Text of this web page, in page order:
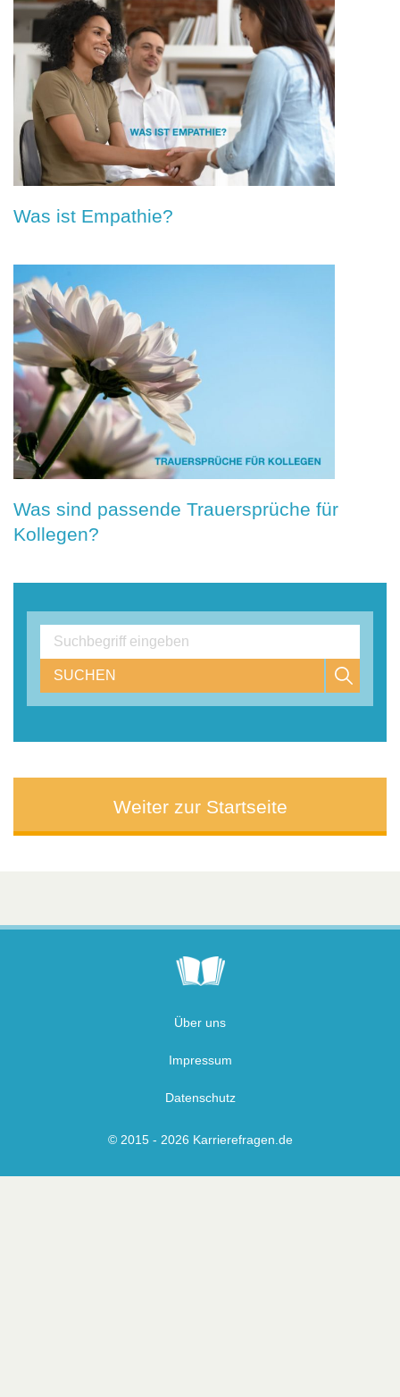
Was ist Empathie?
Was sind passende Trauersprüche für
Kollegen?
SUCHEN
Weiter zur Startseite
Über uns
Impressum
Datenschutz
© 2015 - 2026 Karrierefragen.de